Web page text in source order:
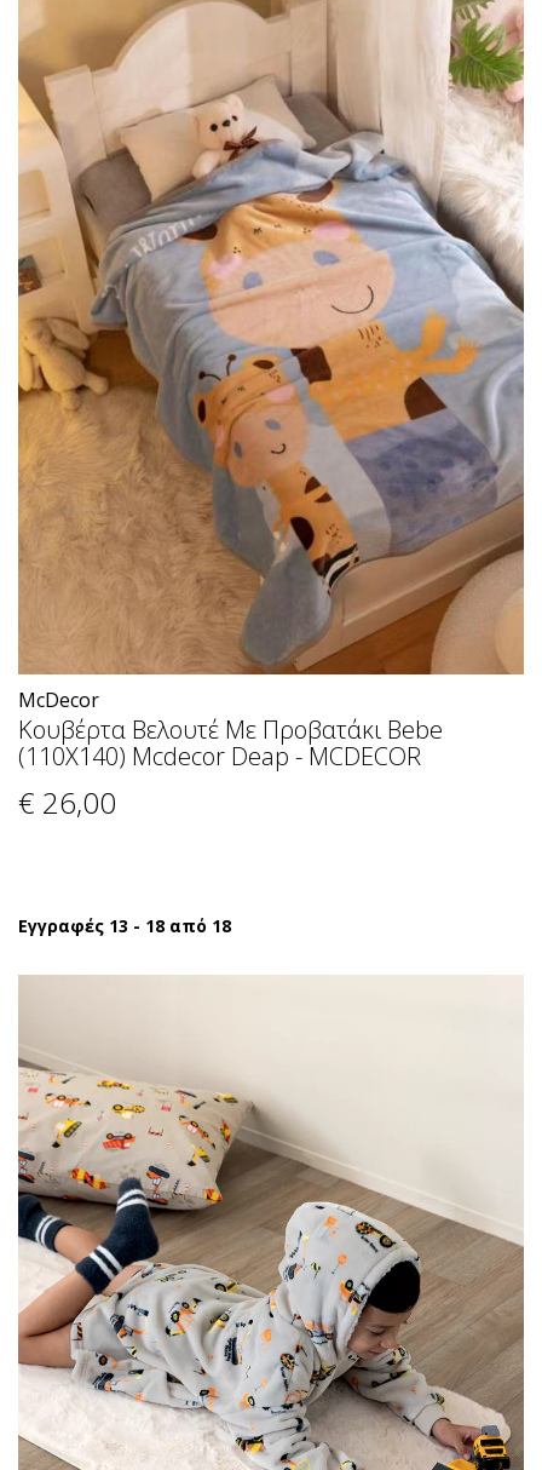
McDecor
Κουβέρτα Βελουτέ Με Προβατάκι Bebe
(110X140) Mcdecor Deap - MCDECOR
€ 26,00
Εγγραφές 13 - 18 από 18